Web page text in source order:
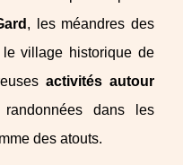
, les méandres des
village historique de
activités autour
dans les
des atouts.